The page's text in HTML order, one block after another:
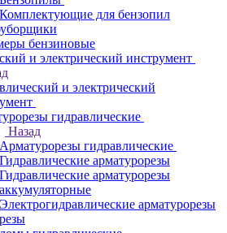
Комплектующие для бензопил
бензиновые
и электрический инструмент
и электрический
гидравлические
Назад
Арматурорезы гидравлические
Гидравлические арматурорезы
Гидравлические арматурорезы
аккумуляторные
Электрогидравлические арматурорезы